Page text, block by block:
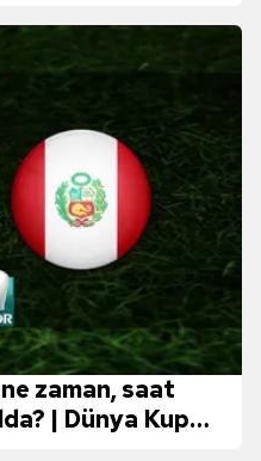
zaman, saat
| Dünya Kupası